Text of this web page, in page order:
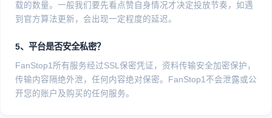
载的数量。一般我们要先看点赞自身情况才决定投放节奏，如遇
到官方算法更新，会出现一定程度的延迟。
5、平台是否安全私密？
FanStop1所有服务经过SSL保密凭证，资料传输安全加密保护，
传输内容隔绝外泄，任何内容绝对保密。FanStop1不会泄露或公
开您的账户及购买的任何服务。